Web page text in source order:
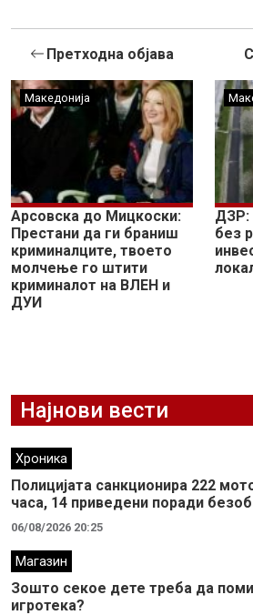
Претходна објава
Македонија
Арсовска до Мицкоски:
Престани да ги браниш
криминалците, твоето
молчење го штити
криминалот на ВЛЕН и
ДУИ
ДЗР:
без
Најнови вести
Хроника
Полицијата санкционира 222
часа, 14 приведени поради
06/08/2026 20:25
Магазин
Зошто секое дете треба да
игротека?